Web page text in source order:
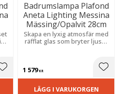
Lägg till i favoriter
Badrumslampa Plafond
Aneta Lighting Messina
Mässing/Opalvit 28cm
Skapa en lyxig atmosfär med
räfflat glas som bryter ljuset
1 579KR
LÄGG I VARUKORGEN